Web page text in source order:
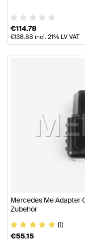
€114.78
€138.88 incl. 21% LV VAT
Mercedes Me Adapter
Zubehör
(1)
€55.15